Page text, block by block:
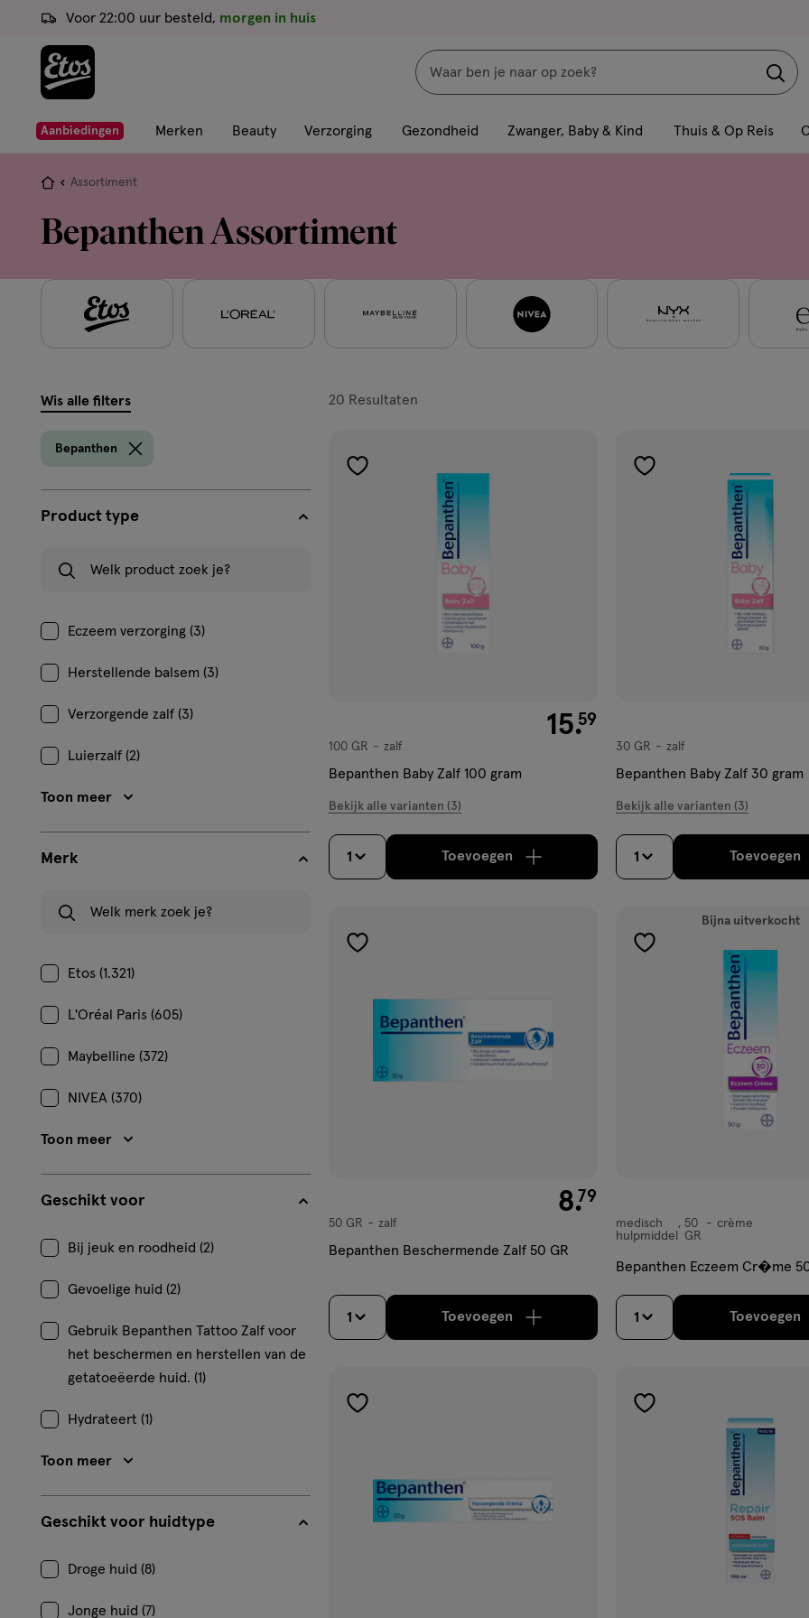
ga
de
hoofd
ga
naar
de
ga
naar
footer
Voor 22:00 uur besteld, morgen in huis
Zoeken
met
dit
geavanceerde
zoekopties
Aanbiedingen Merken Beauty Verzorging Gezondheid Zwanger, Baby & Kind Thuis & Op Reis
Je
hier:
Assortiment
Bepanthen Assortiment
filters
Wis alle filters
Bepanthen
Product type
Eczeem verzorging (3)
Herstellende balsem (3)
Verzorgende zalf (3)
Luierzalf (2)
Toon meer
Merk
Etos (1.321)
L'Oréal Paris (605)
Maybelline (372)
NIVEA (370)
Toon meer
Geschikt voor
Bij jeuk en roodheid (2)
Gevoelige huid (2)
Gebruik Bepanthen Tattoo Zalf voor
het beschermen en herstellen van de
getatoeëerde huid. (1)
Hydrateert (1)
Toon meer
Geschikt voor huidtype
Droge huid (8)
Jonge huid (7)
20 Resultaten
producten
toevoegen
€ 15.59
15.59
zalf
100 GR zalf
Bepanthen Baby Zalf 100 gram
Bekijk alle varianten (3)
1 Toevoegenverhoog aantal met één, Limiet bereikt.Je kan
toevoegen
zalf
30 GR zalf
Bepanthen Baby Zalf 30 gram
Bekijk alle varianten (3)
1 Toevoegen
toevoegen
verlanglijst
€ 8.79
8.79
zalf
50 GR zalf
Bepanthen Beschermende Zalf 50 GR
1 Toevoegenverhoog aantal met één, Bijna uitverkocht!Er
Bijna uitverkocht
toevoegen
medisch
crème
medisch
hulpmiddel
50
GR
crème
Bepanthen Eczeem Cr�me
1 Toevoegen
toevoegen
toevoegen